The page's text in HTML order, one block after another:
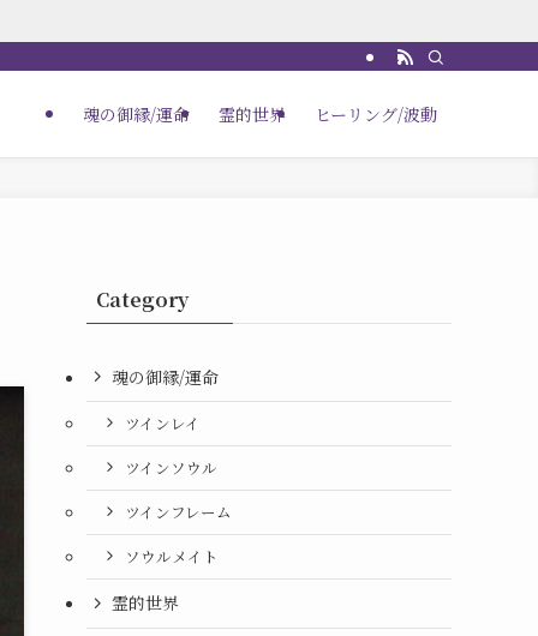
魂の御縁/運命 霊的世界 ヒーリング/波動
Category
魂の御縁/運命
ツインレイ
ツインソウル
ツインフレーム
ソウルメイト
霊的世界